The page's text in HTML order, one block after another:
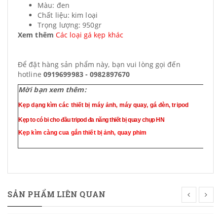
Màu: đen
Chất liệu: kim loại
Trọng lượng: 950gr
Xem thêm Các loại gá kẹp khác
Để đặt hàng sản phẩm này, bạn vui lòng gọi đến
hotline 0919699983 - 0982897670
Mời bạn xem thêm:
Kẹp dạng kìm các thiết bị máy ảnh, máy quay, gá đèn, tripod
Kẹp to có bi cho đầu tripod đa năng thiết bị quay chụp HN
Kẹp kìm càng cua gắn thiết bị ảnh, quay phim
SẢN PHẨM LIÊN QUAN